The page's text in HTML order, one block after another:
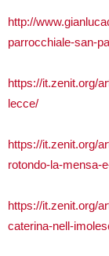
http://
parrocchiale-san-
https://it.zenit.org/
lecce/
https://it.zenit.org/
rotondo-la-mensa-
https://it.zenit.org/
caterina-nell-